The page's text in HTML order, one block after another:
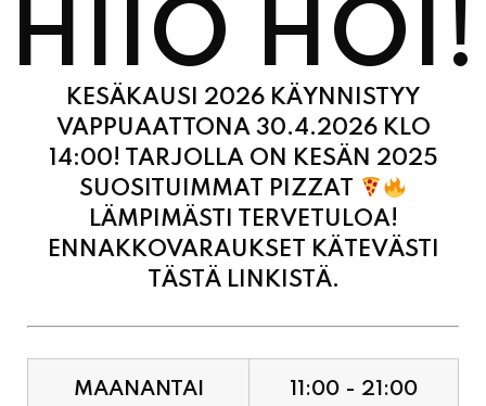
KESÄKAUSI 2026 KÄYNNISTYY
VAPPUAATTONA 30.4.2026 KLO
14:00! TARJOLLA ON KESÄN 2025
SUOSITUIMMAT PIZZAT
LÄMPIMÄSTI TERVETULOA!
ENNAKKOVARAUKSET KÄTEVÄSTI
TÄSTÄ LINKISTÄ.
MAANANTAI 11:00 - 21:00